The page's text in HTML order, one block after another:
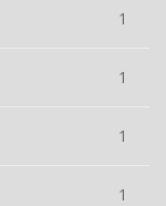
1
1
1
1